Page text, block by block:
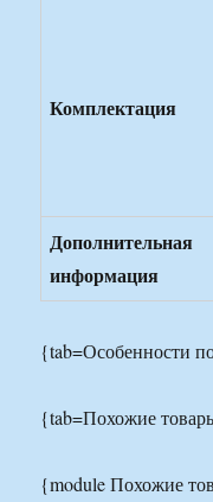
Комплектация
Дополнительная
информация
{tab=Особенности
{tab=Похожие
{module Похожие